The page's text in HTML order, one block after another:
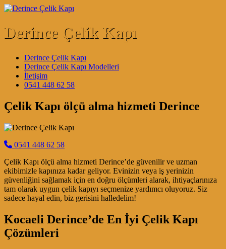
Skip to content
Derince Çelik Kapı
Main Navigation
Derince Çelik Kapı
Derince Çelik Kapı Modelleri
İletişim
0541 448 62 58
Çelik Kapı ölçü alma hizmeti Derince
0541 448 62 58
Çelik Kapı ölçü alma hizmeti Derince’de güvenilir ve uzman
ekibimizle kapınıza kadar geliyor. Evinizin veya iş yerinizin
güvenliğini sağlamak için en doğru ölçümleri alarak, ihtiyaçlarınıza
tam olarak uygun çelik kapıyı seçmenize yardımcı oluyoruz. Siz
sadece hayal edin, biz gerisini halledelim!
Kocaeli Derince’de En İyi Çelik Kapı
Çözümleri